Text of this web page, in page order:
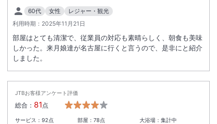
60代 女性
レジャー・観光
利用時期： 2025年11月21日
部屋はとても清潔で、従業員の対応も素晴らしく、朝食も美味
しかった。来月娘達が名古屋に行くと言うので、是非にと紹介
しました。
JTBお客様アンケート評価
総合： 81点
サービス： 92点 部屋： 78点 大浴場：集計中